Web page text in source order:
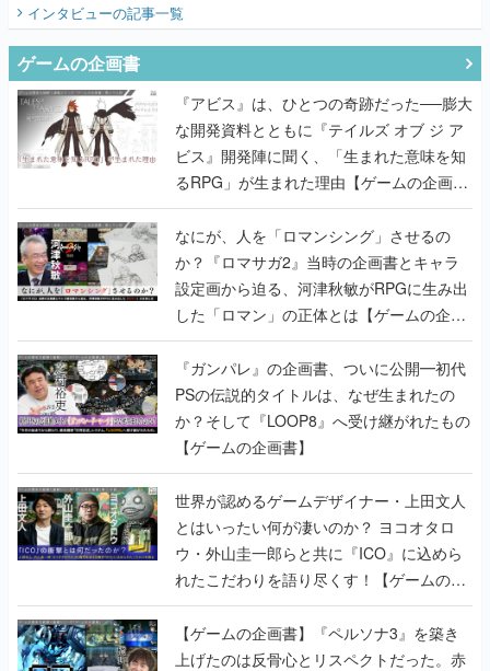
インタビューの記事一覧
ゲームの企画書
『アビス』は、ひとつの奇跡だった──膨大
な開発資料とともに『テイルズ オブ ジ ア
ビス』開発陣に聞く、「生まれた意味を知
るRPG」が生まれた理由【ゲームの企画
書】
なにが、人を「ロマンシング」させるの
か？『ロマサガ2』当時の企画書とキャラ
設定画から迫る、河津秋敏がRPGに生み出
した「ロマン」の正体とは【ゲームの企画
書】
『ガンパレ』の企画書、ついに公開━初代
PSの伝説的タイトルは、なぜ生まれたの
か？そして『LOOP8』へ受け継がれたもの
【ゲームの企画書】
世界が認めるゲームデザイナー・上田文人
とはいったい何が凄いのか？ ヨコオタロ
ウ・外山圭一郎らと共に『ICO』に込めら
れたこだわりを語り尽くす！【ゲームの企
画書】
【ゲームの企画書】『ペルソナ3』を築き
上げたのは反骨心とリスペクトだった。赤